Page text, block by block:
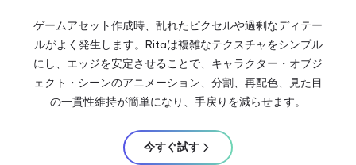
ゲームアセット作成時、乱れたピクセルや過剰なディテー
ルがよく発生します。Ritaは複雑なテクスチャをシンプル
にし、エッジを安定させることで、キャラクター・オブジ
ェクト・シーンのアニメーション、分割、再配色、見た目
の一貫性維持が簡単になり、手戻りを減らせます。
今すぐ試す